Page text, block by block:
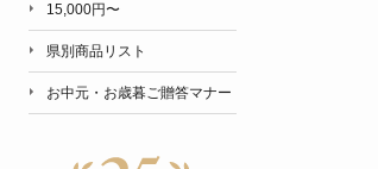
15,000円〜
県別商品リスト
お中元・お歳暮ご贈答マナー